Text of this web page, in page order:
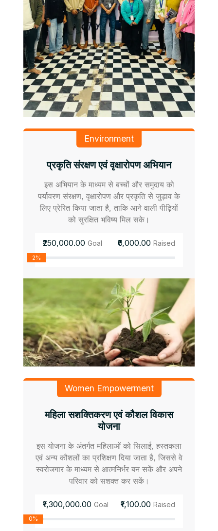
Environment
प्रकृति संरक्षण एवं वृक्षारोपण अभियान
इस अभियान के माध्यम से बच्चों और समुदाय को
पर्यावरण संरक्षण, वृक्षारोपण और प्रकृति से जुड़ाव के
लिए प्रेरित किया जाता है, ताकि आने वाली पीढ़ियों
को सुरक्षित भविष्य मिल सके।
₹250,000.00 Goal ₹6,000.00 Raised
2%
Women Empowerment
महिला सशक्तिकरण एवं कौशल विकास
योजना
इस योजना के अंतर्गत महिलाओं को सिलाई, हस्तकला
एवं अन्य कौशलों का प्रशिक्षण दिया जाता है, जिससे वे
स्वरोजगार के माध्यम से आत्मनिर्भर बन सकें और अपने
परिवार को सशक्त कर सकें।
₹1,300,000.00 Goal ₹1,100.00 Raised
0%